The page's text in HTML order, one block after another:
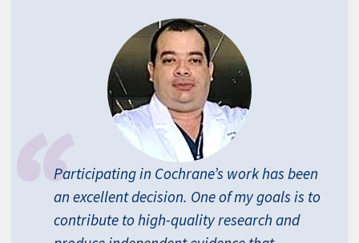
Participating in Cochrane’s work has been
an excellent decision. One of my goals is to
contribute to high-quality research and